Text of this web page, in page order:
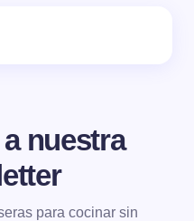
nuestra
para cocinar sin